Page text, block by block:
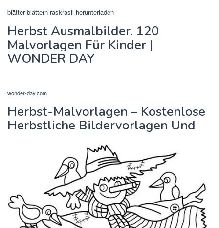
blätter blättern raskrasil herunterladen
Herbst Ausmalbilder. 120
Malvorlagen Für Kinder |
WONDER DAY
wonder-day.com
Herbst-Malvorlagen – Kostenlose
Herbstliche Bildervorlagen Und